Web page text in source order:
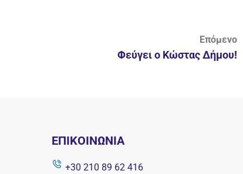
Επόμενο
Φεύγει ο Κώστας Δήμου!
ΕΠΙΚΟΙΝΩΝΊΑ
+30 210 89 62 416